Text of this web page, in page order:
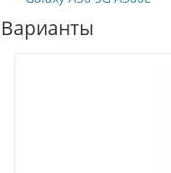
Варианты